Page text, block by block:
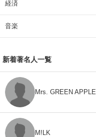
経済
音楽
新着著名人一覧
Mrs. GREEN APPLE
M!LK